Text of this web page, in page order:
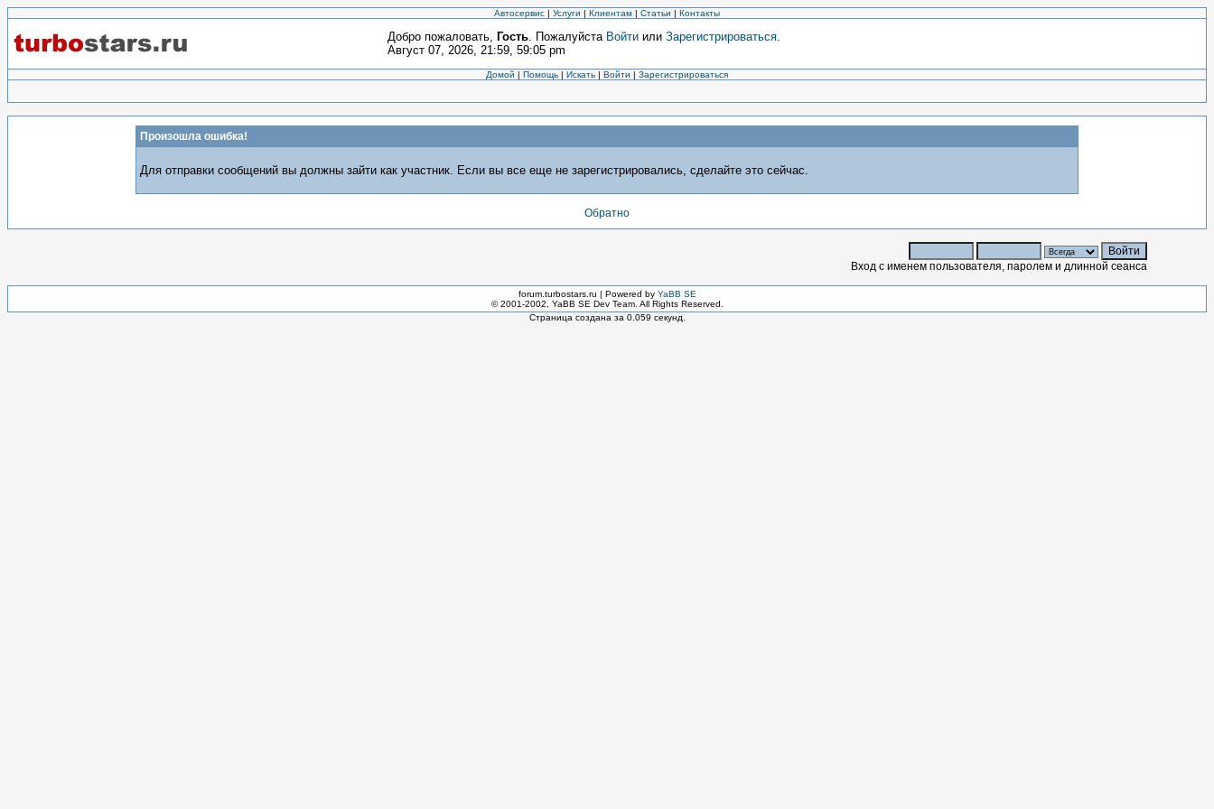
Автосервис | Услуги | Клиентам | Статьи | Контакты
Добро пожаловать, Гость. Пожалуйста Войти или Зарегистрироваться.
Август 07, 2026, 21:59, 59:05 pm
Домой | Помощь | Искать | Войти | Зарегистрироваться
Произошла ошибка!
Для отправки сообщений вы должны зайти как участник. Если вы все еще не зарегистрировались, сделайте это сейчас.
Обратно
Вход с именем пользователя, паролем и длинной сеанса
forum.turbostars.ru | Powered by YaBB SE
© 2001-2002, YaBB SE Dev Team. All Rights Reserved.
Страница создана за 0.059 секунд.